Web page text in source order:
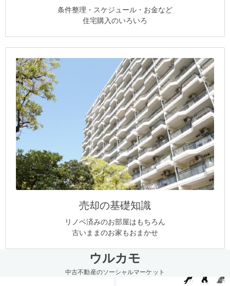
条件整理・スケジュール・お金など
住宅購入のいろいろ
売却の基礎知識
リノベ済みのお部屋はもちろん
古いままのお家もおまかせ
ウルカモ
中古不動産のソーシャルマーケット